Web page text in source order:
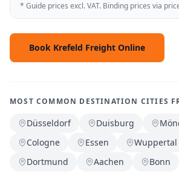
* Guide prices excl. VAT. Binding prices via
Book Krefeld Freight Online
MOST COMMON DESTINATION CITIES
Düsseldorf Duisburg
Cologne
Essen Wuppertal
Dortmund
Aachen Bonn